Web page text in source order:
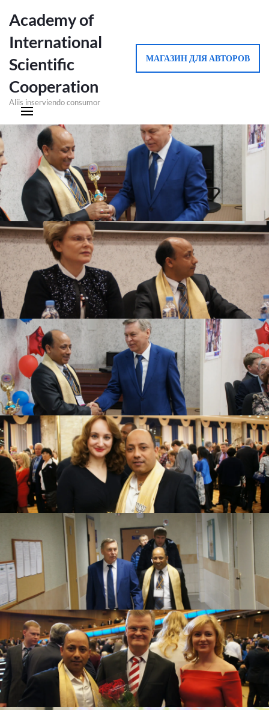
Academy of
International
Scientific
Cooperation
Aliis inserviendo consumor
МАГАЗИН ДЛЯ АВТОРОВ